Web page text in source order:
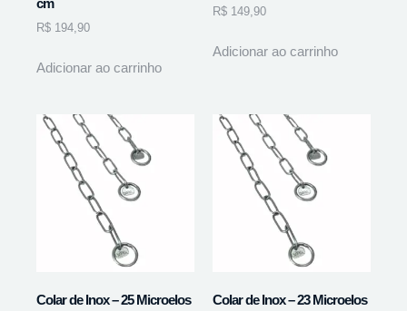
cm
R$ 194,90
Adicionar ao carrinho
R$ 149,90
Adicionar ao carrinho
Colar de Inox – 25 Microelos Colar de Inox – 23 Microelos